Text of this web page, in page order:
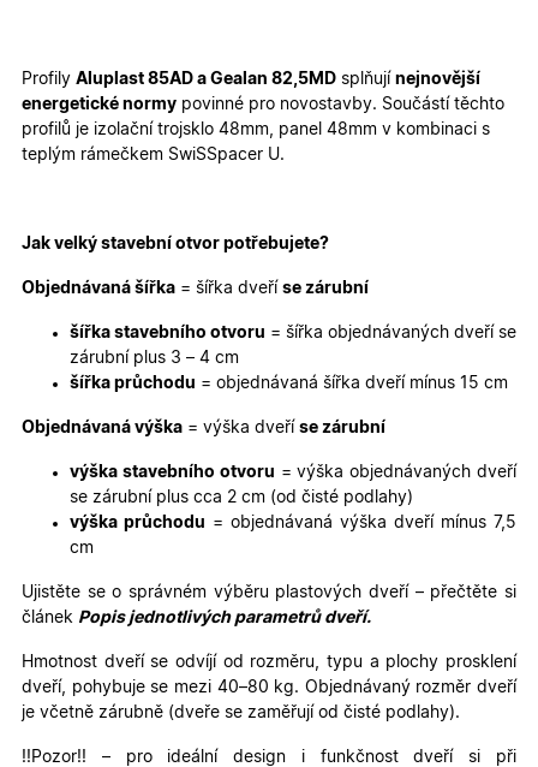
Profily Aluplast 85AD a Gealan 82,5MD splňují nejnovější
energetické normy povinné pro novostavby. Součástí těchto
profilů je izolační trojsklo 48mm, panel 48mm v kombinaci s
teplým rámečkem SwiSSpacer U.
Jak velký stavební otvor potřebujete?
Objednávaná šířka = šířka dveří se zárubní
šířka stavebního otvoru = šířka objednávaných dveří se
zárubní plus 3 – 4 cm
šířka průchodu = objednávaná šířka dveří mínus 15 cm
Objednávaná výška = výška dveří se zárubní
výška stavebního otvoru = výška objednávaných dveří
se zárubní plus cca 2 cm (od čisté podlahy)
výška průchodu = objednávaná výška dveří mínus 7,5
cm
Ujistěte se o správném výběru plastových dveří – přečtěte si
článek Popis jednotlivých parametrů dveří.
Hmotnost dveří se odvíjí od rozměru, typu a plochy prosklení
dveří, pohybuje se mezi 40–80 kg. Objednávaný rozměr dveří
je včetně zárubně (dveře se zaměřují od čisté podlahy).
!!Pozor!! – pro ideální design i funkčnost dveří si při
Nezbytně nutné cookies
Analytické cookies
Marketingové cookies
funkce webových stránek, jako je přihlášení
uživatele a správa účtu. Webové stránky nelze bez
Doména
udid
týdny
se
webové
stránce,
zlepšila
X-Inspishop-User-
Variant
oknadverenamiru.cz
1
Tento
specifické
verze
a
Zásadách
ochrany osobních údajů společnosti Google